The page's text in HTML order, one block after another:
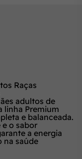
Raças
adultos de
linha Premium
e balanceada.
o sabor
a energia
na saúde